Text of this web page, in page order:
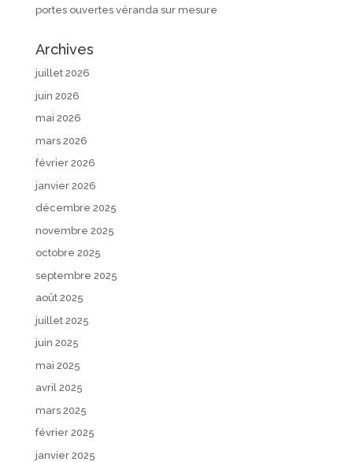
portes ouvertes véranda sur mesure
Archives
juillet 2026
juin 2026
mai 2026
mars 2026
février 2026
janvier 2026
décembre 2025
novembre 2025
octobre 2025
septembre 2025
août 2025
juillet 2025
juin 2025
mai 2025
avril 2025
mars 2025
février 2025
janvier 2025